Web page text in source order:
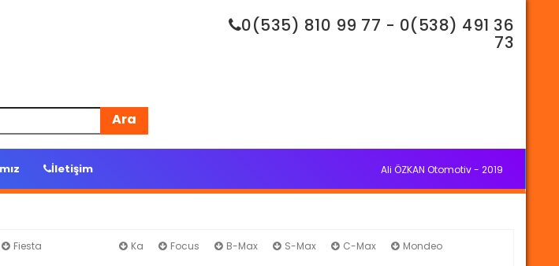
0(535) 810 99 77 - 0(538) 491 36
73
Ara
İletişim Ali ÖZKAN Otomotiv - 2019
Fiesta Ka Focus B-Max S-Max C-Max
Mondeo